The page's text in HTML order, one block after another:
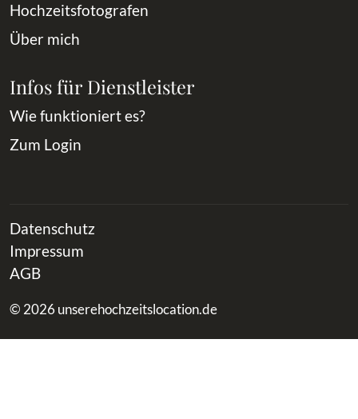
Hochzeitsfotografen
Über mich
Infos für Dienstleister
Wie funktioniert es?
Zum Login
Datenschutz
Impressum
AGB
© 2026 unserehochzeitslocation.de